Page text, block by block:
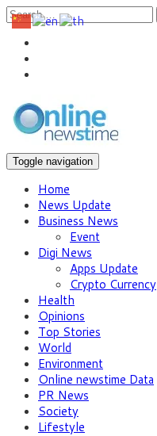
Toggle navigation
Home
News Update
Business News
Event
Digi News
Apps Update
Crypto Currency
Health
Opinions
Top Stories
World
Environment
Online newstime Data
PR News
Society
Lifestyle